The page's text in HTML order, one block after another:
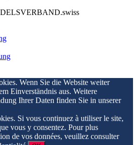
Wenn Sie die Website weiter
Einverständnis aus. Weitere
Ihrer Daten finden Sie in unserer
Si vous continuez à utiliser le site,
vous y consentez. Pour plus
de vos données, veuillez consulter